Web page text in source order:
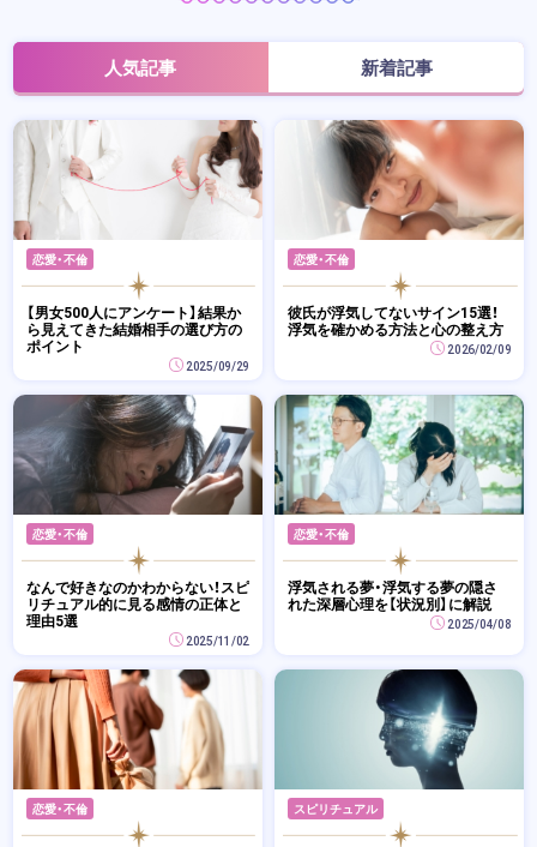
人気記事 新着記事
恋愛・不倫
【男女500人にアンケート】結果か
ら見えてきた結婚相手の選び方の
ポイント
2025/09/29
恋愛・不倫
彼氏が浮気してないサイン15選！
浮気を確かめる方法と心の整え方
2026/02/09
恋愛・不倫
なんで好きなのかわからない！スピ
リチュアル的に見る感情の正体と
理由5選
2025/11/02
恋愛・不倫
浮気される夢・浮気する夢の隠さ
れた深層心理を【状況別】に解説
2025/04/08
恋愛・不倫 スピリチュアル